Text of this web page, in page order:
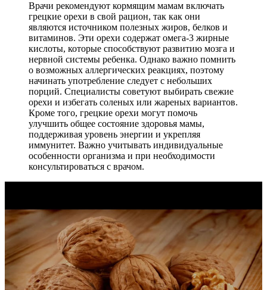
Врачи рекомендуют кормящим мамам включать
грецкие орехи в свой рацион, так как они
являются источником полезных жиров, белков и
витаминов. Эти орехи содержат омега-3 жирные
кислоты, которые способствуют развитию мозга и
нервной системы ребенка. Однако важно помнить
о возможных аллергических реакциях, поэтому
начинать употребление следует с небольших
порций. Специалисты советуют выбирать свежие
орехи и избегать соленых или жареных вариантов.
Кроме того, грецкие орехи могут помочь
улучшить общее состояние здоровья мамы,
поддерживая уровень энергии и укрепляя
иммунитет. Важно учитывать индивидуальные
особенности организма и при необходимости
консультироваться с врачом.